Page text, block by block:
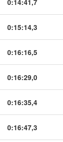
0:14:41,7
0:15:14,3
0:16:16,5
0:16:29,0
0:16:35,4
0:16:47,3